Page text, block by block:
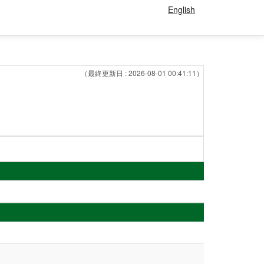
English
（最終更新日 : 2026-08-01 00:41:11）